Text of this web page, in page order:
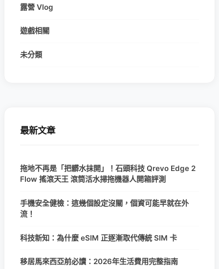
露營 Vlog
遊戲相關
未分類
最新文章
拖地不再是「把髒水抹開」！石頭科技 Qrevo Edge 2
Flow 搖滾天王 滾筒活水掃拖機器人開箱評測
手機安全健檢：這幾個設定沒關，個資可能早就在外
流！
科技新知：為什麼 eSIM 正逐漸取代傳統 SIM 卡
移居馬來西亞前必讀：2026年生活費用完整指南